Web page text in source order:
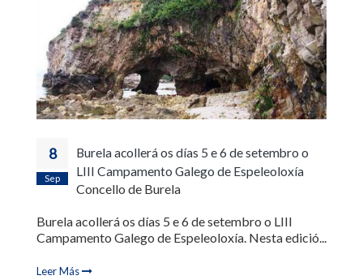
8
Sep
Burela acollerá os días 5 e 6 de setembro o
LIII Campamento Galego de Espeleoloxía
Concello de Burela
Burela acollerá os días 5 e 6 de setembro o LIII
Campamento Galego de Espeleoloxía. Nesta edició...
Leer Más